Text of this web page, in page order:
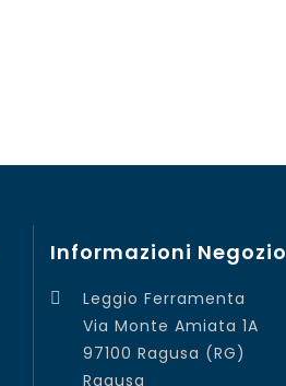
Informazioni Negozio

Leggio Ferramenta
Via Monte Amiata 1A
97100 Ragusa (RG)
Ragusa